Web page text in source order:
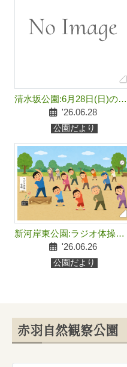
清水坂公園:6月28日(日)の流
れは午前中は中止とします。
'26.06.28
公園だより
新河岸東公園:ラジオ体操開
催のため、前日（7/25）、当
園とします。
'26.06.26
公園だより
赤羽自然観察公園